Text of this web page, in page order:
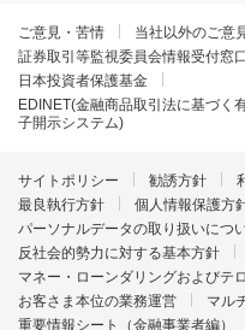
ご意見・苦情
当社以外のご意
証券取引等監視委員会情報受付窓口
日本投資者保護基金
EDINET(金融商品取引法に基づく
子開示システム)
サイトポリシー 勧誘方針
最良執行方針
個人情報保護方
パーソナルデータの取り扱いにつ
反社会的勢力に対する基本方針
マネー・ローンダリングおよびテ
お客さま本位の業務運営
マル
重要情報シート（金融事業者編）